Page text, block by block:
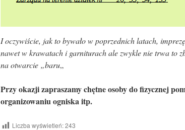
I oczywiście, jak to bywało w poprzednich latach,
nawet w krawatach i garniturach ale zwykle nie trwa to
na otwarcie „baru„
Przy okazji zapraszamy chętne osoby do fizycznej
organizowaniu ogniska itp.
Liczba wyświetleń:243